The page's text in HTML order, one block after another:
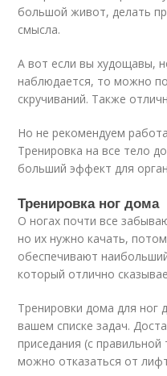
большой живот, делать
смысла.
А вот если вы худощавы,
наблюдается, то можно
скручиваний. Также
Но не рекомендуем
Тренировка на все тело
больший эффект для
Тренировка ног дома
О ногах почти все
но их нужно качать,
обеспечивают
который отлично
Тренировки дома для ног
вашем списке задач.
приседания (с
можно отказаться от